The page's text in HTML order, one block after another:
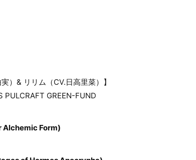
& リリム（CV.日高里菜）】
PULCRAFT GREEN-FUND
Alchemic Form)